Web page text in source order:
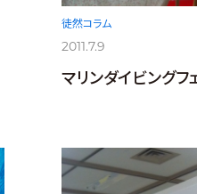
徒然コラム
2011.7.9
マリンダイビングフ